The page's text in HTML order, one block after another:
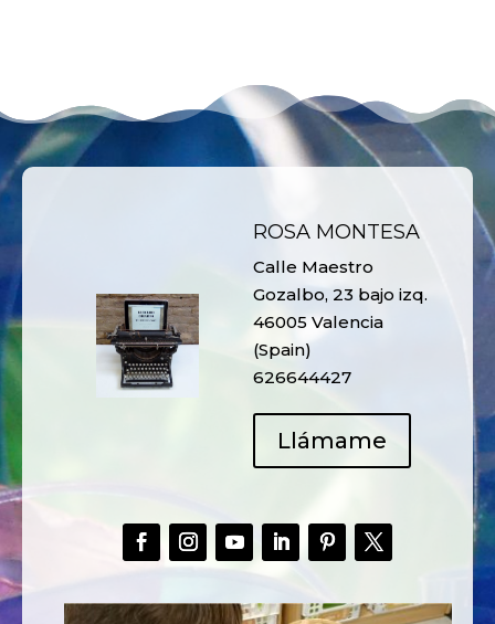
ROSA MONTESA
Calle Maestro
Gozalbo, 23 bajo izq.
46005 Valencia
(Spain)
626644427
Llámame